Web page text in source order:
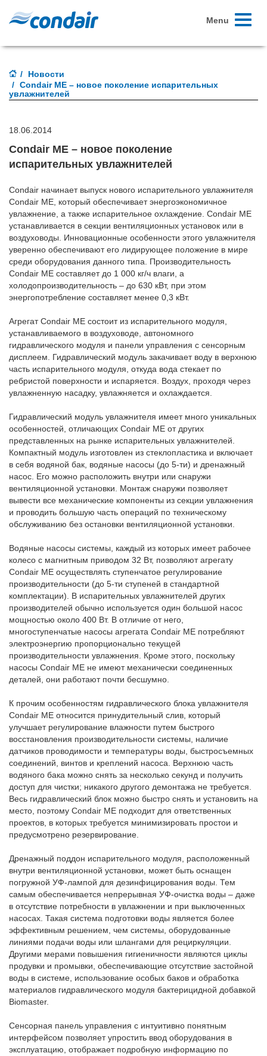
Toggle
Menu
Новости
Condair ME – новое поколение испарительных
увлажнителей
18.06.2014
Condair ME – новое поколение
испарительных увлажнителей
Condair начинает выпуск нового испарительного увлажнителя
Condair ME, который обеспечивает энергоэкономичное
увлажнение, а также испарительное охлаждение. Condair ME
устанавливается в секции вентиляционных установок или в
воздуховоды. Инновационные особенности этого увлажнителя
уверенно обеспечивают его лидирующее положение в мире
среди оборудования данного типа. Производительность
Condair ME составляет до 1 000 кг/ч влаги, а
холодопроизводительность – до 630 кВт, при этом
энергопотребление составляет менее 0,3 кВт.
Агрегат Condair ME состоит из испарительного модуля,
устанавливаемого в воздуховоде, автономного
гидравлического модуля и панели управления с сенсорным
дисплеем. Гидравлический модуль закачивает воду в верхнюю
часть испарительного модуля, откуда вода стекает по
ребристой поверхности и испаряется. Воздух, проходя через
увлажненную насадку, увлажняется и охлаждается.
Гидравлический модуль увлажнителя имеет много уникальных
особенностей, отличающих Condair ME от других
представленных на рынке испарительных увлажнителей.
Компактный модуль изготовлен из стеклопластика и включает
в себя водяной бак, водяные насосы (до 5-ти) и дренажный
насос. Его можно расположить внутри или снаружи
вентиляционной установки. Монтаж снаружи позволяет
вывести все механические компоненты из секции увлажнения
и проводить большую часть операций по техническому
обслуживанию без остановки вентиляционной установки.
Водяные насосы системы, каждый из которых имеет рабочее
колесо с магнитным приводом 32 Вт, позволяют агрегату
Condair ME осуществлять ступенчатое регулирование
производительности (до 5-ти ступеней в стандартной
комплектации). В испарительных увлажнителей других
производителей обычно используется один большой насос
мощностью около 400 Вт. В отличие от него,
многоступенчатые насосы агрегата Condair ME потребляют
электроэнергию пропорционально текущей
производительности увлажнения. Кроме этого, поскольку
насосы Condair ME не имеют механически соединенных
деталей, они работают почти бесшумно.
К прочим особенностям гидравлического блока увлажнителя
Condair ME относится принудительный слив, который
улучшает регулирование влажности путем быстрого
восстановления производительности системы, наличие
датчиков проводимости и температуры воды, быстросъемных
соединений, винтов и креплений насоса. Верхнюю часть
водяного бака можно снять за несколько секунд и получить
доступ для чистки; никакого другого демонтажа не требуется.
Весь гидравлический блок можно быстро снять и установить на
место, поэтому Condair ME подходит для ответственных
проектов, в которых требуется минимизировать простои и
предусмотрено резервирование.
Дренажный поддон испарительного модуля, расположенный
внутри вентиляционной установки, может быть оснащен
погружной УФ-лампой для дезинфицирования воды. Тем
самым обеспечивается непрерывная УФ-очистка воды – даже
в отсутствие потребности в увлажнении и при выключенных
насосах. Такая система подготовки воды является более
эффективным решением, чем системы, оборудованные
линиями подачи воды или шлангами для рециркуляции.
Другими мерами повышения гигиеничности являются циклы
продувки и промывки, обеспечивающие отсутствие застойной
воды в системе, использование особых баков и обработка
материалов гидравлического модуля бактерицидной добавкой
Biomaster.
Сенсорная панель управления с интуитивно понятным
интерфейсом позволяет упростить ввод оборудования в
эксплуатацию, отображает подробную информацию по